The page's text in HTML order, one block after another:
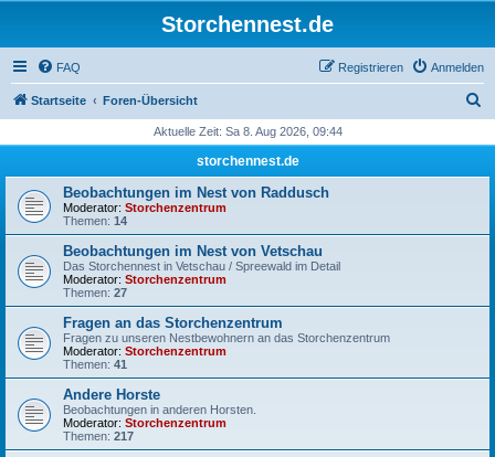
Storchennest.de
FAQ Anmelden
Registrieren
Startseite Foren-Übersicht
h
Aktuelle Zeit: Sa 8. Aug 2026, 09:44
storchennest.de
Beobachtungen im Nest von Raddusch
Moderator: Storchenzentrum
Themen: 14
Beobachtungen im Nest von Vetschau
Das Storchennest in Vetschau / Spreewald im Detail
Moderator: Storchenzentrum
Themen: 27
Fragen an das Storchenzentrum
Fragen zu unseren Nestbewohnern an das Storchenzentrum
Moderator: Storchenzentrum
Themen: 41
Andere Horste
Beobachtungen in anderen Horsten.
Moderator: Storchenzentrum
Themen: 217